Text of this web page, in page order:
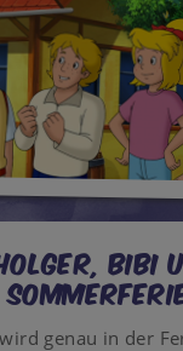
Bibi
genau in der